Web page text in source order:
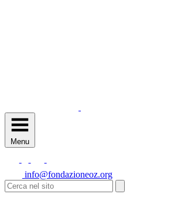
Menu
info@fondazioneoz.org